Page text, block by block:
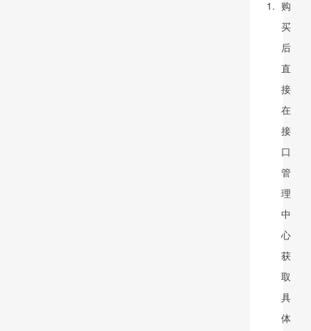
购
买
后
直
接
在
接
口
管
理
中
心
获
取
具
体